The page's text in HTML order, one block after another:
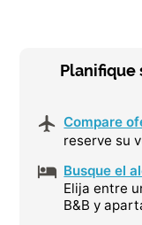
Planifique
Compare
reserve su
Busque el
Elija entre
B&B y